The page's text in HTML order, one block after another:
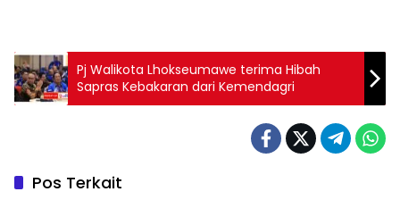
Pj Walikota Lhokseumawe terima Hibah
Sapras Kebakaran dari Kemendagri
Pos Terkait